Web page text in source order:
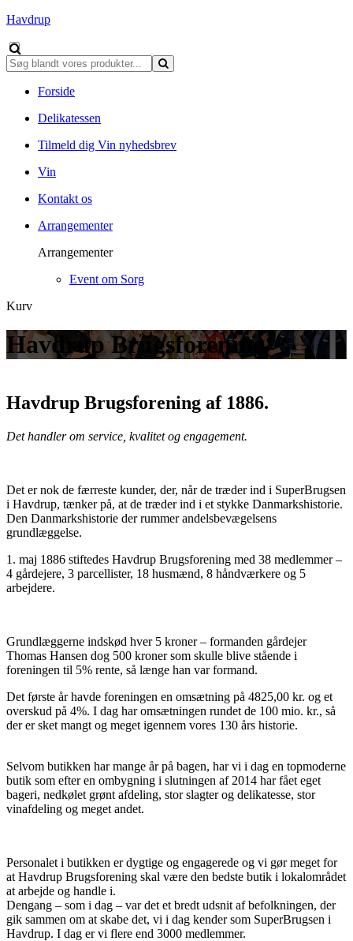
Havdrup
Forside
Delikatessen
Tilmeld dig Vin nyhedsbrev
Vin
Kontakt os
Arrangementer
Arrangementer
Event om Sorg
Kurv
Havdrup Brugsforening
Havdrup Brugsforening af 1886.
Det handler om service, kvalitet og engagement.
Det er nok de færreste kunder, der, når de træder ind i SuperBrugsen
i Havdrup, tænker på, at de træder ind i et stykke Danmarkshistorie.
Den Danmarkshistorie der rummer andelsbevægelsens
grundlæggelse.
1. maj 1886 stiftedes Havdrup Brugsforening med 38 medlemmer –
4 gårdejere, 3 parcellister, 18 husmænd, 8 håndværkere og 5
arbejdere.
Grundlæggerne indskød hver 5 kroner – formanden gårdejer
Thomas Hansen dog 500 kroner som skulle blive stående i
foreningen til 5% rente, så længe han var formand.
Det første år havde foreningen en omsætning på 4825,00 kr. og et
overskud på 4%. I dag har omsætningen rundet de 100 mio. kr., så
der er sket mangt og meget igennem vores 130 års historie.
Selvom butikken har mange år på bagen, har vi i dag en topmoderne
butik som efter en ombygning i slutningen af 2014 har fået eget
bageri, nedkølet grønt afdeling, stor slagter og delikatesse, stor
vinafdeling og meget andet.
Personalet i butikken er dygtige og engagerede og vi gør meget for
at Havdrup Brugsforening skal være den bedste butik i lokalområdet
at arbejde og handle i.
Dengang – som i dag – var det et bredt udsnit af befolkningen, der
gik sammen om at skabe det, vi i dag kender som SuperBrugsen i
Havdrup. I dag er vi flere end 3000 medlemmer.